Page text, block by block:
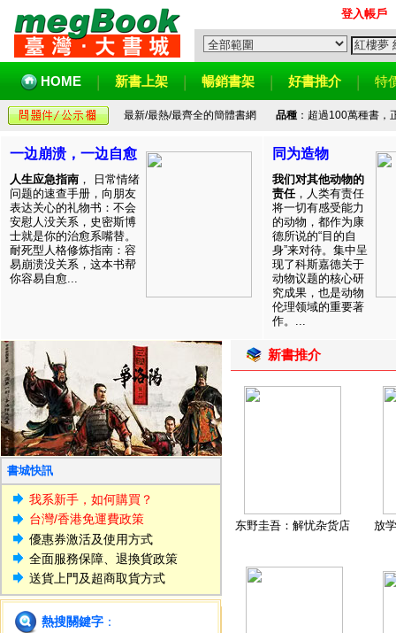
登入帳戶
HOME 新書上架 暢銷書架 好書推介 特
最新/最熱/最齊全的簡體書網 品種：超過100萬種書，
一边崩溃，一边自愈
人生应急指南 ， 日常情绪
问题的速查手册，向朋友
表达关心的礼物书：不会
安慰人没关系，史密斯博
士就是你的治愈系嘴替。
耐死型人格修炼指南：容
易崩溃没关系，这本书帮
你容易自愈...
同为造物
我们对其他动物的
责任，人类有责任
将一切有感受能力
的动物，都作为康
德所说的“目的自
身”来对待。集中呈
现了科斯嘉德关于
动物议题的核心研
究成果，也是动物
伦理领域的重要著
作。...
書城快訊
我系新手，如何購買？
台灣/香港免運費政策
優惠券激活及使用方式
全面服務保障、退換貨政策
送貨上門及超商取貨方式
熱搜關鍵字 ：
新書推介
东野圭吾：解忧杂货店 放